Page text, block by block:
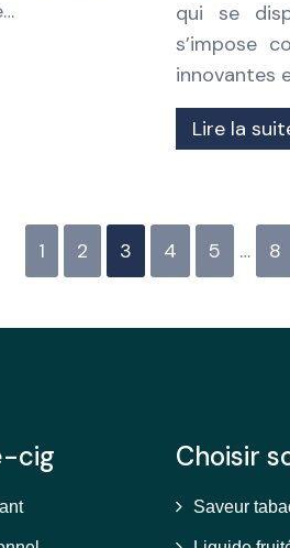
qui se
s’impose
innovantes
Lire la
1 2 3 4 5 … 8
cig Choisir
Saveur